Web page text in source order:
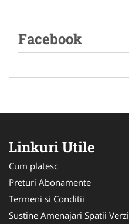
Facebook
Linkuri Utile
Cum platesc
Preturi Abonamente
Termeni si Conditii
Sustine Amenajari Spatii Verzi